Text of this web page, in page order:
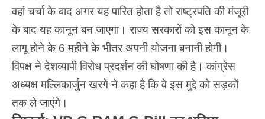
वहां चर्चा के बाद अगर यह पारित होता है तो राष्ट्रपति की मंजूरी
के बाद यह कानून बन जाएगा। राज्य सरकारों को इस कानून के
लागू होने के 6 महीने के भीतर अपनी योजना बनानी होगी।
विपक्ष ने देशव्यापी विरोध प्रदर्शन की घोषणा की है। कांग्रेस
अध्यक्ष मल्लिकार्जुन खरगे ने कहा है कि वे इस मुद्दे को सड़कों
तक ले जाएंगे।